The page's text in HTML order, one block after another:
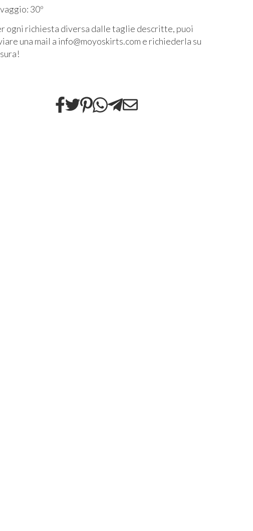
30º
ogni richiesta diversa dalle taglie descritte, puoi
una mail a info@moyoskirts.com e richiederla su